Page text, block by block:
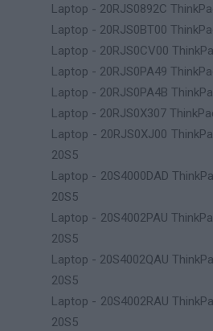
Laptop - 20RJS0892C
Laptop - 20RJS0BT00
Laptop - 20RJS0CV00
Laptop - 20RJS0PA49
Laptop - 20RJS0PA4B
Laptop - 20RJS0X307
Laptop - 20RJS0XJ00
20S5
Laptop - 20S4000DAD
20S5
Laptop - 20S4002PAU
20S5
Laptop - 20S4002QAU
20S5
Laptop - 20S4002RAU
20S5